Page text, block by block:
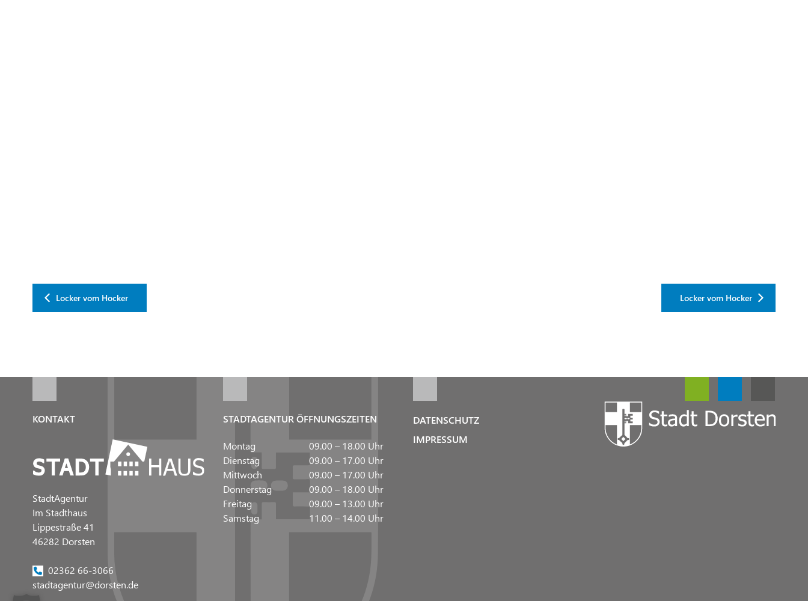
Locker vom Hocker Locker vom Hocker
KONTAKT
StadtAgentur
Im Stadthaus
Lippestraße 41
46282 Dorsten
02362 66-3066
stadtagentur@dorsten.de
STADTAGENTUR ÖFFNUNGSZEITEN
Montag
09.00 – 18.00 Uhr
Dienstag
09.00 – 17.00 Uhr
Mittwoch
09.00 – 17.00 Uhr
Donnerstag
09.00 – 18.00 Uhr
Freitag
09.00 – 13.00 Uhr
Samstag
11.00 – 14.00 Uhr
DATENSCHUTZ
IMPRESSUM